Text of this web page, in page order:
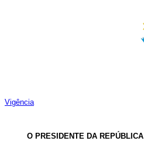
Vigência
O PRESIDENTE DA REPÚBLICA